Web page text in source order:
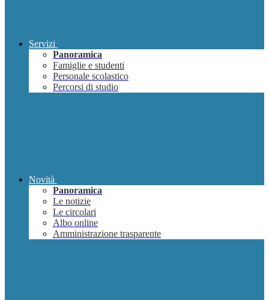
Servizi
Panoramica
Famiglie e studenti
Personale scolastico
Percorsi di studio
Novità
Panoramica
Le notizie
Le circolari
Albo online
Amministrazione trasparente